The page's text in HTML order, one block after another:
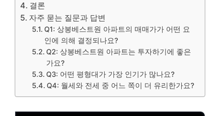
결론
자주 묻는 질문과 답변
Q1: 상봉베스트원 아파트의 매매가가 어떤 요
인에 의해 결정되나요?
Q2: 상봉베스트원 아파트는 투자하기에 좋은
가요?
Q3: 어떤 평형대가 가장 인기가 많나요?
Q4: 월세와 전세 중 어느 쪽이 더 유리한가요?